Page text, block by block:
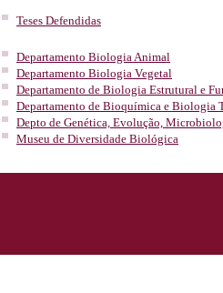
Teses Defendidas
Departamento Biologia Animal
Departamento Biologia Vegetal
Departamento de Biologia Estrutural e
Departamento de Bioquímica e Biologia
Depto de Genética, Evolução,
Museu de Diversidade Biológica